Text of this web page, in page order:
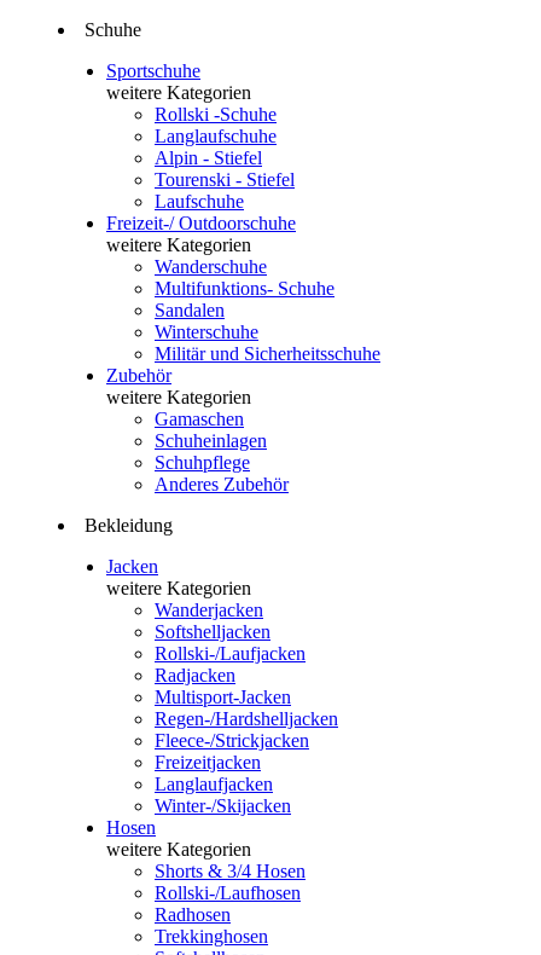
Schuhe
Sportschuhe
weitere Kategorien
Rollski -Schuhe
Langlaufschuhe
Alpin - Stiefel
Tourenski - Stiefel
Laufschuhe
Freizeit-/ Outdoorschuhe
weitere Kategorien
Wanderschuhe
Multifunktions- Schuhe
Sandalen
Winterschuhe
Militär und Sicherheitsschuhe
Zubehör
weitere Kategorien
Gamaschen
Schuheinlagen
Schuhpflege
Anderes Zubehör
Bekleidung
Jacken
weitere Kategorien
Wanderjacken
Softshelljacken
Rollski-/Laufjacken
Radjacken
Multisport-Jacken
Regen-/Hardshelljacken
Fleece-/Strickjacken
Freizeitjacken
Langlaufjacken
Winter-/Skijacken
Hosen
weitere Kategorien
Shorts & 3/4 Hosen
Rollski-/Laufhosen
Radhosen
Trekkinghosen